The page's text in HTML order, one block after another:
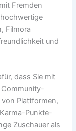
Fremden
Filmora
und
dass Sie mit
Community-
Plattformen,
Punkte-
Zuschauer als